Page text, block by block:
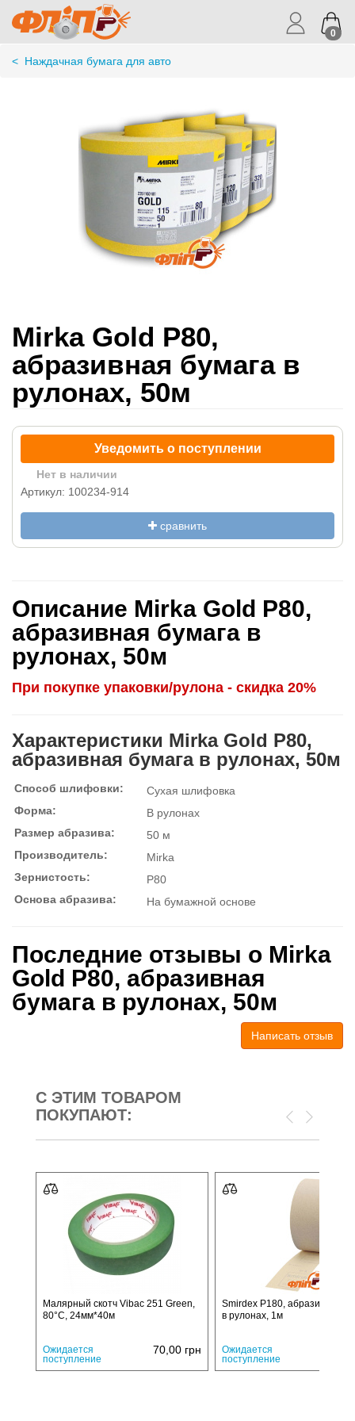
0
< Наждачная бумага для авто
Mirka Gold P80,
абразивная бумага в
рулонах, 50м
Уведомить о поступлении
Нет в наличии
Артикул: 100234-914
сравнить
Описание Mirka Gold P80,
абразивная бумага в
рулонах, 50м
При покупке упаковки/рулона - скидка 20%
Характеристики Mirka Gold P80,
абразивная бумага в рулонах, 50м
Способ шлифовки:
Сухая шлифовка
Форма:
В рулонах
Размер абразива:
50 м
Производитель:
Mirka
Зернистость:
P80
Основа абразива:
На бумажной основе
Последние отзывы о Mirka
Gold P80, абразивная
бумага в рулонах, 50м
Написать отзыв
С ЭТИМ ТОВАРОМ
ПОКУПАЮТ:
Малярный скотч Vibac 251 Green,
80°С, 24мм*40м
Ожидается
поступление
70,00 грн
Smirdex P180, абразивная
в рулонах, 1м
Ожидается
поступление